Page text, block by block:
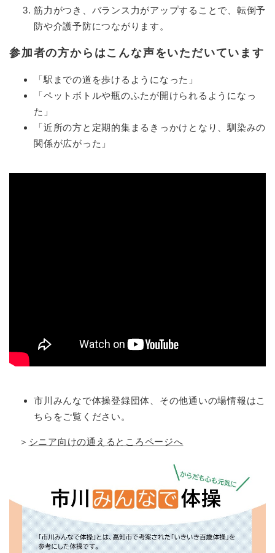
筋力がつき、バランス力がアップすることで、転倒予
防や介護予防につながります。
参加者の方からはこんな声をいただいています
「駅までの道を歩けるようになった」
「ペットボトルや瓶のふたが開けられるようになっ
た」
「近所の方と定期的集まるきっかけとなり、馴染みの
関係が広がった」
市川みんなで体操登録団体、その他通いの場情報はこ
ちらをご覧ください。
＞ シニア向けの通えるところページへ